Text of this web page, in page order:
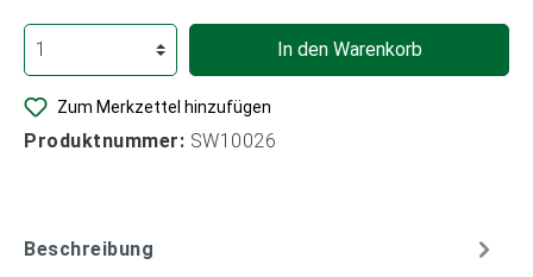
In den Warenkorb
Zum Merkzettel hinzufügen
Produktnummer: SW10026
Beschreibung